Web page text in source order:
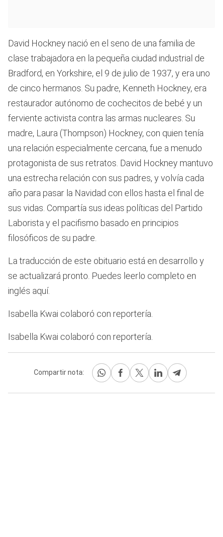
David Hockney nació en el seno de una familia de
clase trabajadora en la pequeña ciudad industrial de
Bradford, en Yorkshire, el 9 de julio de 1937, y era uno
de cinco hermanos. Su padre, Kenneth Hockney, era
restaurador autónomo de cochecitos de bebé y un
ferviente activista contra las armas nucleares. Su
madre, Laura (Thompson) Hockney, con quien tenía
una relación especialmente cercana, fue a menudo
protagonista de sus retratos. David Hockney mantuvo
una estrecha relación con sus padres, y volvía cada
año para pasar la Navidad con ellos hasta el final de
sus vidas. Compartía sus ideas políticas del Partido
Laborista y el pacifismo basado en principios
filosóficos de su padre.
La traducción de este obituario está en desarrollo y
se actualizará pronto. Puedes leerlo completo en
inglés aquí.
Isabella Kwai colaboró con reportería.
Isabella Kwai colaboró con reportería.
Compartir nota: